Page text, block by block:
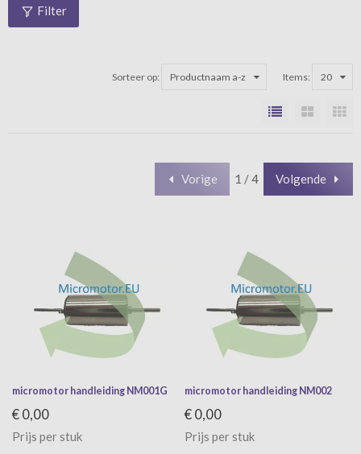
Filter
Sorteer op: Productnaam a-z Items: 20
Vorige 1 / 4 Volgende
micromotor handleiding NM001G
€ 0,00
Prijs per stuk
micromotor handleiding NM002
€ 0,00
Prijs per stuk